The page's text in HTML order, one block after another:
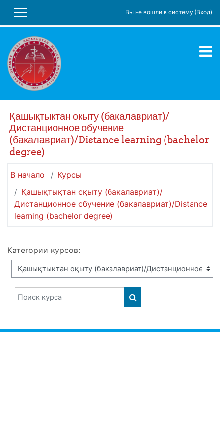
БОКОВАЯ ПАНЕЛЬ
Вы не вошли в систему (Вход)
Қашықтықтан оқыту (бакалавриат)/
Дистанционное обучение
(бакалавриат)/Distance learning (bachelor
degree)
В начало
Курсы
Қашықтықтан оқыту (бакалавриат)/
Дистанционное обучение (бакалавриат)/Distance
learning (bachelor degree)
Категории курсов:
Поиск курса
ПОИСК КУРСА